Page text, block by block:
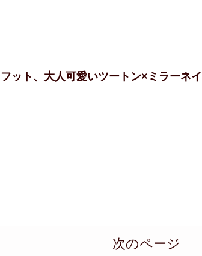
フット、大人可愛いツートン×ミラーネ
次のページ